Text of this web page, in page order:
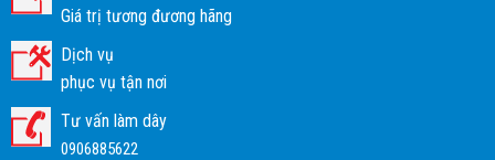
Giá trị tương đương hãng
Dịch vụ
phục vụ tận nơi
Tư vấn làm dây
0906885622